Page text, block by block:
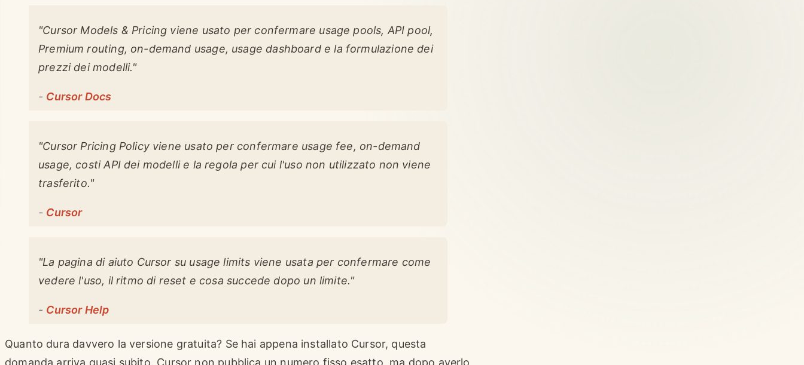
"Cursor Models & Pricing viene usato per confermare usage pools, API pool,
Premium routing, on-demand usage, usage dashboard e la formulazione dei
prezzi dei modelli."
- Cursor Docs
"Cursor Pricing Policy viene usato per confermare usage fee, on-demand
usage, costi API dei modelli e la regola per cui l'uso non utilizzato non viene
trasferito."
- Cursor
"La pagina di aiuto Cursor su usage limits viene usata per confermare come
vedere l'uso, il ritmo di reset e cosa succede dopo un limite."
- Cursor Help
Quanto dura davvero la versione gratuita? Se hai appena installato Cursor, questa
domanda arriva quasi subito. Cursor non pubblica un numero fisso esatto, ma dopo averlo